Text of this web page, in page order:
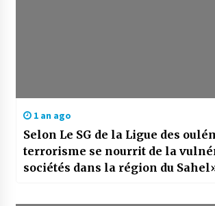
1 an ago
Selon Le SG de la Ligue des
terrorisme se nourrit de la
sociétés dans la région du